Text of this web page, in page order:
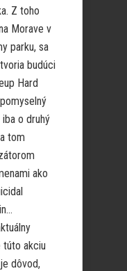
Z toho
Morave v
parku, sa
budúci
Hard
o druhý
tom
ako
túto akciu
dôvod,